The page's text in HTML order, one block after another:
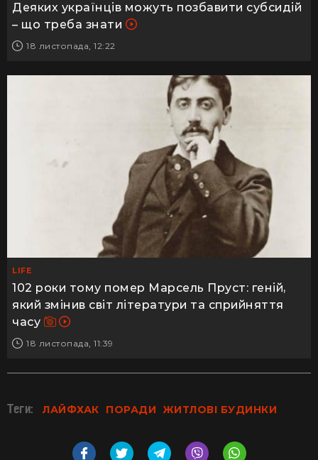
Деяких українців можуть позбавити субсидій
– що треба знати
18 листопада, 12:22
LIFE
102 роки тому помер Марсель Пруст: геній,
який змінив світ літератури та сприйняття
часу
18 листопада, 11:39
Теги: ЛАЙФХАК ПОРАДИ ЖИТЛОВІ БУДИНКИ